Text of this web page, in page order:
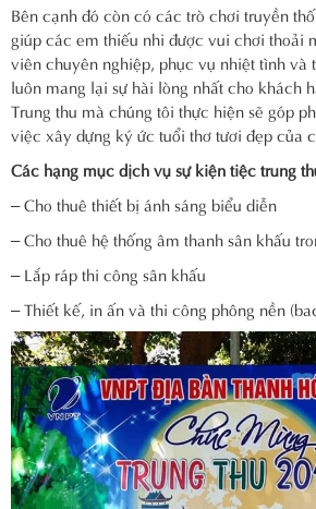
Bên cạnh đó còn có các trò chơi truyền
giúp các em thiếu nhi được vui chơi thoải
viên chuyên nghiệp, phục vụ nhiệt tình và
luôn mang lại sự hài lòng nhất cho khách
Trung thu mà chúng tôi thực hiện sẽ góp
việc xây dựng ký ức tuổi thơ tươi đẹp của
Các hạng mục dịch vụ sự kiện tiệc trung
– Cho thuê thiết bị ánh sáng biểu diễn
– Cho thuê hệ thống âm thanh sân khấu
– Lắp ráp thi công sân khấu
– Thiết kế, in ấn và thi công phông nền